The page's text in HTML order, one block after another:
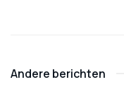
Andere berichten